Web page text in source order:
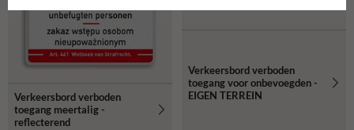
Verkeersbord verboden
toegang meertalig -
reflecterend
Verkeersbord verboden
toegang voor onbevoegden -
EIGEN TERREIN